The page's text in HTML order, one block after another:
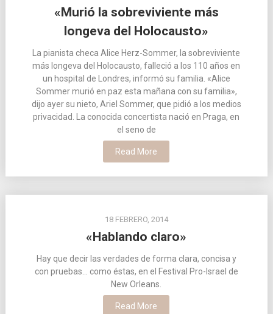
«Murió la sobreviviente más
longeva del Holocausto»
La pianista checa Alice Herz-Sommer, la sobreviviente
más longeva del Holocausto, falleció a los 110 años en
un hospital de Londres, informó su familia. «Alice
Sommer murió en paz esta mañana con su familia»,
dijo ayer su nieto, Ariel Sommer, que pidió a los medios
privacidad. La conocida concertista nació en Praga, en
el seno de
Read More
18 FEBRERO, 2014
«Hablando claro»
Hay que decir las verdades de forma clara, concisa y
con pruebas… como éstas, en el Festival Pro-Israel de
New Orleans.
Read More